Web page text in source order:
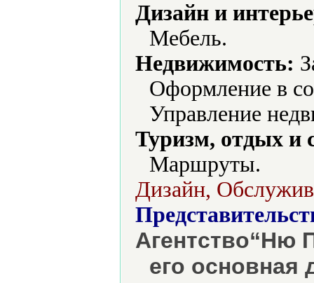
Дизайн и
Мебель.
Недвижимость:
Оформление в
Управление
Туризм, отдых и
Маршруты.
Дизайн,
Агентство“Ню
его основная